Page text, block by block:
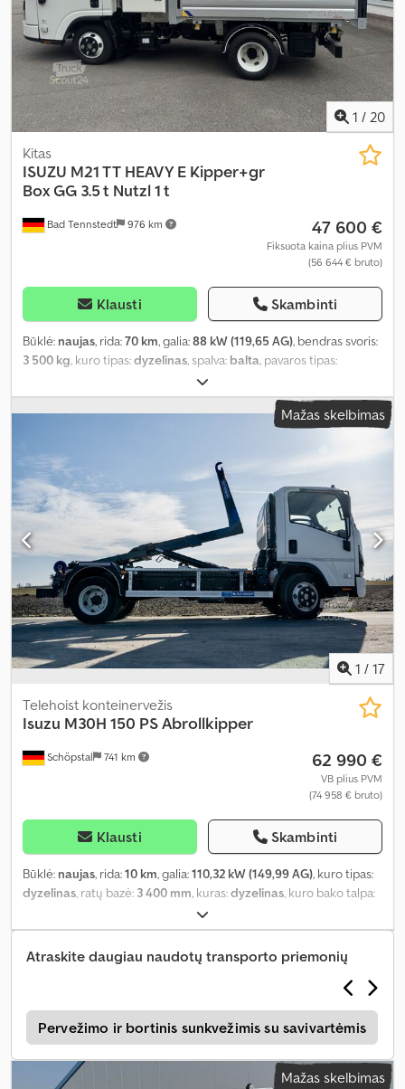
1 / 20
Bad Tennstedt 976 km
Kitas
ISUZU M21 TT HEAVY E Kipper+gr
Box GG 3.5 t Nutzl 1 t
47 600 €
Fiksuota kaina plius PVM
(56 644 € bruto)
Klausti Skambinti
Būklė: naujas, rida:70 km, galia:88 kW (119,65 AG), bendras svoris:
3 500 kg , kuro tipas:dyzelinas , spalva: balta , pavaros tipas:
, sėdimų vietų skaičius:
užraktas, elektroninė stabilumo programa (ESP), oro
kondicionavimas, suodžių filtras, Mažas skelbimas
1 / 17
Schöpstal 741 km
Telehoist konteinervežis
Isuzu M30H 150 PS Abrollkipper
62 990 €
VB plius PVM
(74 958 € bruto)
Klausti Skambinti
Būklė: naujas, rida:10 km, galia:110,32 kW (149,99 AG), kuro tipas:
dyzelinas, ratų bazė: 3 400 mm, kuras:dyzelinas, kuro bako talpa:
, vairuotojo kabina:
mechaninis, pavarų skaičius:4, sėdimų vietų skaičius:3, Gamybos
metai:
2026 , Įranga:
ABS, AdBlue, Bluetooth, Tachografas, USB
jungtis, borto kompiuteris, centrinis užraktas, nerūkantis
automobilis, oro kondicionavimas, oro pagalvė, pilna techninės
priežiūros istorija, start-stop sistema, sunkvežimio registracija,
trauki kontrolė, vairo stiprintuvas,
Atraskite daugiau naudotų transporto priemonių
Pervežimo ir bortinis sunkvežimis su savivartėmis
Mažas skelbimas